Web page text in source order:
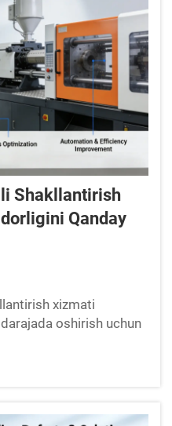
Shakllantirish
Qanday
xizmati
oshirish uchun
Ajoyib kalıb
orqali shakllantirish
maksimal
sifatini va